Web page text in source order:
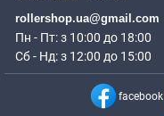
rollershop.ua@gmail.com
Пн - Пт: з 10:00 до 18:00
Сб - Нд: з 12:00 до 15:00
facebook